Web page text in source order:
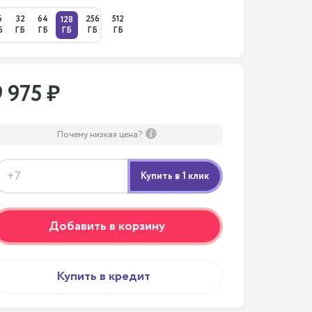
32
ГБ
64
ГБ
128
ГБ
256
ГБ
512
ГБ
975 ₽
Почему низкая цена?
Добавить в корзину
Купить в кредит